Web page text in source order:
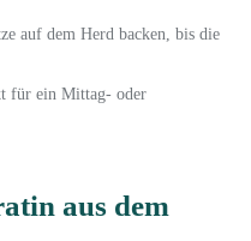
auf dem Herd backen, bis die
für ein Mittag- oder
aus dem